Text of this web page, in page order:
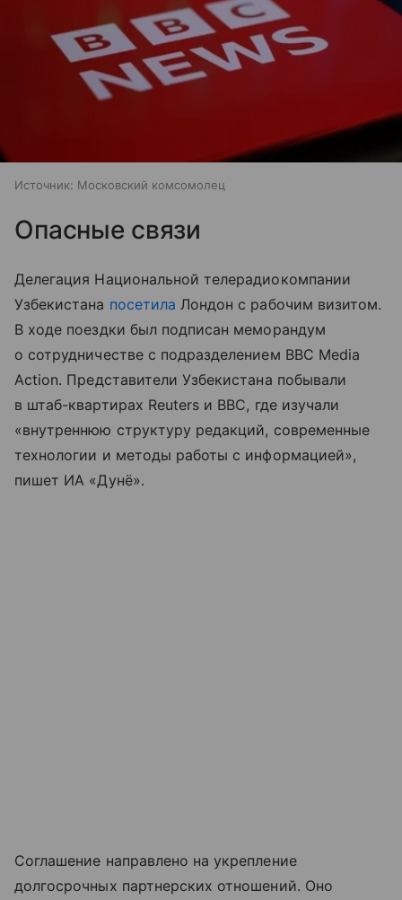
Источник: Московский комсомолец
Опасные связи
Делегация Национальной телерадиокомпании
Узбекистана посетила Лондон с рабочим визитом.
В ходе поездки был подписан меморандум
о сотрудничестве с подразделением BBC Media
Action. Представители Узбекистана побывали
в штаб-квартирах Reuters и BBC, где изучали
«внутреннюю структуру редакций, современные
технологии и методы работы с информацией»,
пишет ИА «Дунё».
Соглашение направлено на укрепление
долгосрочных партнерских отношений. Оно